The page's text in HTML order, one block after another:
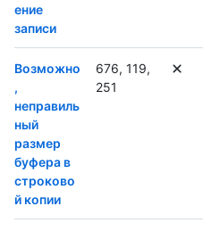
ение
записи
Возможно
,
неправиль
ный
размер
буфера в
строково
й копии
676, 119,
251